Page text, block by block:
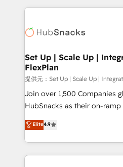
WooCommerce, BuilderTrend, and
the difference — reach out to
results)! In short, our services include: - HubSpot
HubSpot development:
marketing, advertising,
design We connect people, data and technology to
improve customer
people, exciting ideas and
ensure revenue growth on a daily
team of 100+ experts is ready for you!
growth |
Set Up | Scale Up |
FlexPlan
提供元：Set Up | Scale Up |
Join over 1,500 Companies
HubSnacks as their on-
Simple pay-as-you-go plans
1️⃣ Set Up | Onboarding New
HubSpot portals 2️⃣ Scale Up | 100% HubSpot Task
Execution... Global 24/7 ... All Experts
Elite4.9